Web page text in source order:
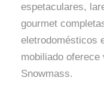
espetaculares,
gourmet
eletrodomésticos
mobiliado
Snowmass.